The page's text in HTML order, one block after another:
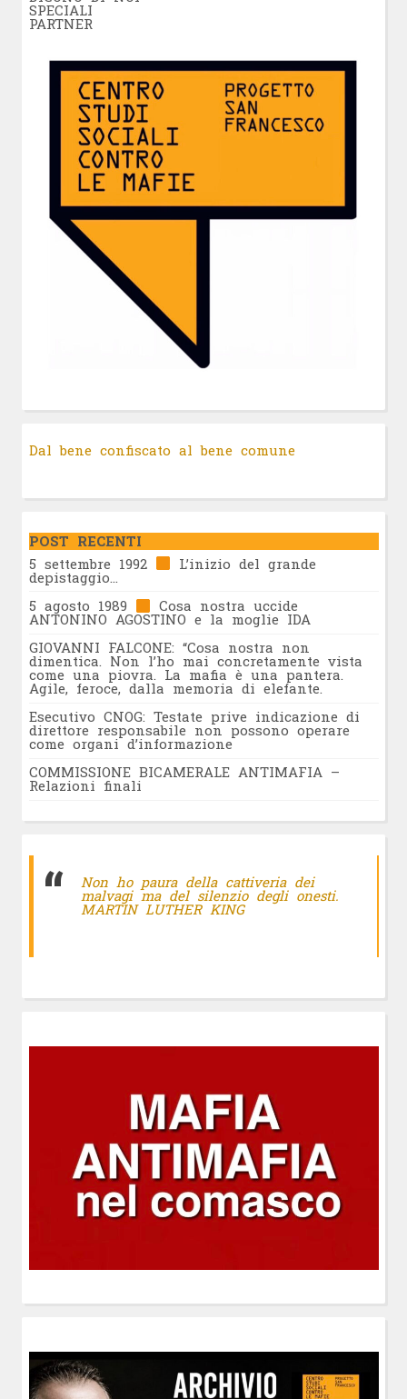
SPECIALI
PARTNER
Dal bene confiscato al bene comune
POST RECENTI
5 settembre 1992
L’inizio del grande
depistaggio…
5 agosto 1989
Cosa nostra uccide
ANTONINO AGOSTINO e la moglie IDA
GIOVANNI FALCONE: “Cosa nostra non
dimentica. Non l’ho mai concretamente vista
come una piovra. La mafia è una pantera.
Agile, feroce, dalla memoria di elefante.
Esecutivo CNOG: Testate prive indicazione di
direttore responsabile non possono operare
come organi d’informazione
COMMISSIONE BICAMERALE ANTIMAFIA –
Relazioni finali
Non ho paura della cattiveria dei
malvagi ma del silenzio degli onesti.
MARTIN LUTHER KING